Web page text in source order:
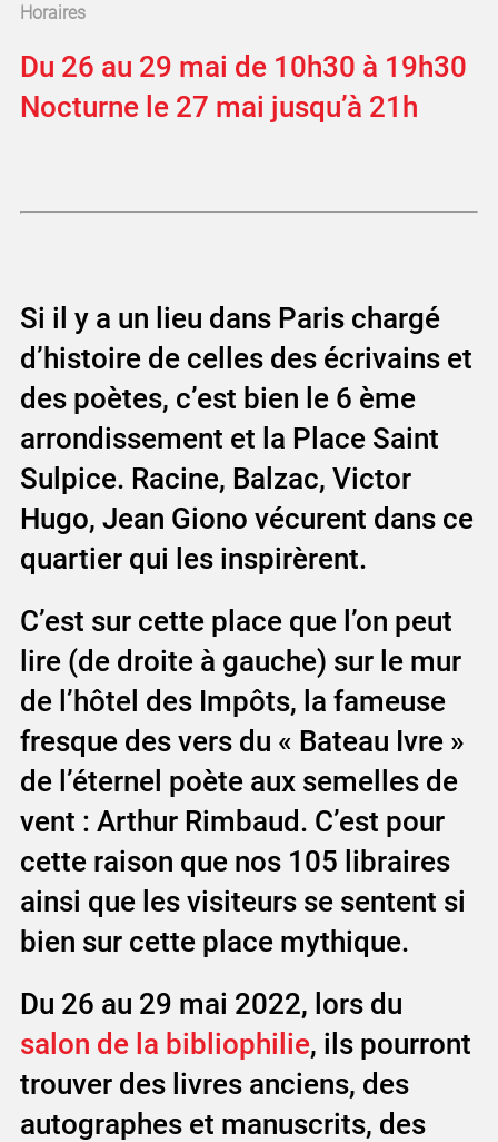
Horaires
Du 26 au 29 mai de 10h30 à 19h30
Nocturne le 27 mai jusqu’à 21h
Si il y a un lieu dans Paris chargé
d’histoire de celles des écrivains et
des poètes, c’est bien le 6 ème
arrondissement et la Place Saint
Sulpice. Racine, Balzac, Victor
Hugo, Jean Giono vécurent dans ce
quartier qui les inspirèrent.
C’est sur cette place que l’on peut
lire (de droite à gauche) sur le mur
de l’hôtel des Impôts, la fameuse
fresque des vers du « Bateau Ivre »
de l’éternel poète aux semelles de
vent : Arthur Rimbaud. C’est pour
cette raison que nos 105 libraires
ainsi que les visiteurs se sentent si
bien sur cette place mythique.
Du 26 au 29 mai 2022, lors du
salon de la bibliophilie, ils pourront
trouver des livres anciens, des
autographes et manuscrits, des